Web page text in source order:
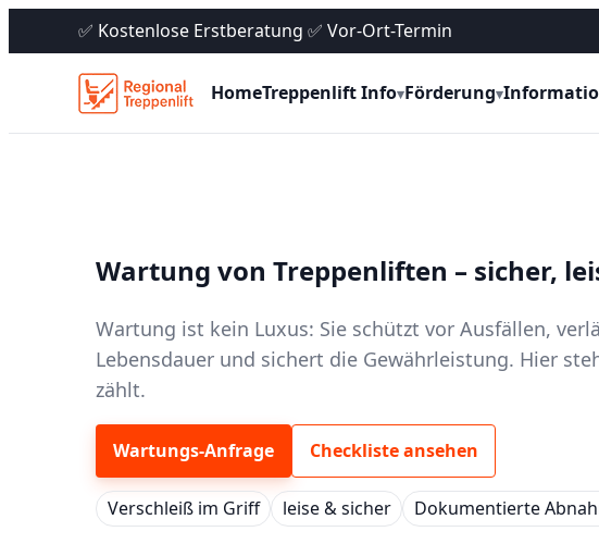
✅ Kostenlose Erstberatung ✅ Vor-Ort-Termin
HomeTreppenlift Info▾Förderung▾
Wartung von Treppenliften – sicher,
Wartung ist kein Luxus: Sie schützt vor Ausfällen,
Lebensdauer und sichert die Gewährleistung. Hier
zählt.
Wartungs-Anfrage Checkliste ansehen
Verschleiß im Griff leise & sicher Dokumentierte